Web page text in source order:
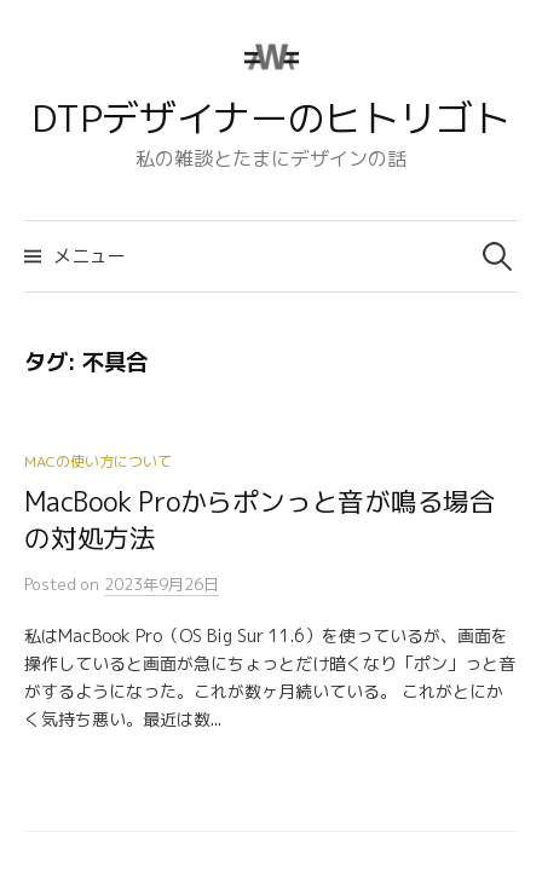
ン
キ
DTPデザイナーのヒトリゴト
私の雑談とたまにデザインの話
メニュー
検
索:
タグ:不具合
MACの使い方について
MacBook Proからポンっと音が鳴る場合
の対処方法
Posted on 2023年9月26日
私はMacBook Pro（OS Big Sur 11.6）を使っているが、画面を
操作していると画面が急にちょっとだけ暗くなり「ポン」っと音
がするようになった。これが数ヶ月続いている。 これがとにか
く気持ち悪い。最近は数...